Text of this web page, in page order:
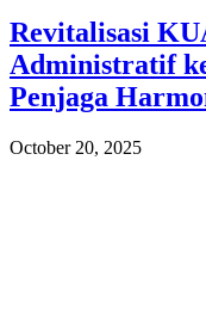
Revitalisasi
Administratif
Penjaga
October 20, 2025